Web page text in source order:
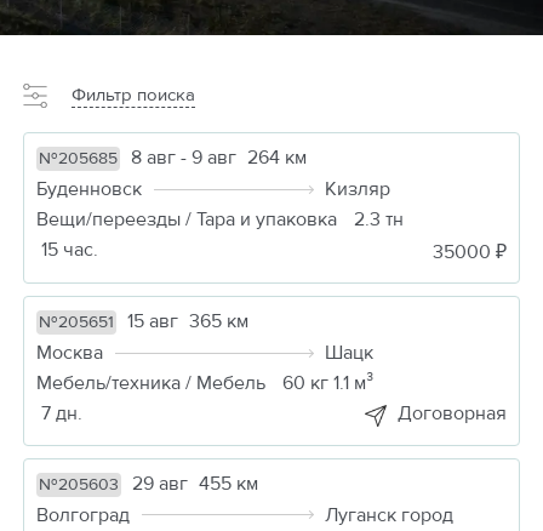
Фильтр поиска
№205685 8 авг - 9 авг 264 км
Буденновск
Кизляр
Вещи/переезды / Тара и упаковка
2.3 тн
15 час.
35000 ₽
№205651 15 авг 365 км
Москва
Шацк
Мебель/техника / Мебель
60 кг 1.1 м³
7 дн.
Договорная
№205603 29 авг 455 км
Волгоград
Луганск город